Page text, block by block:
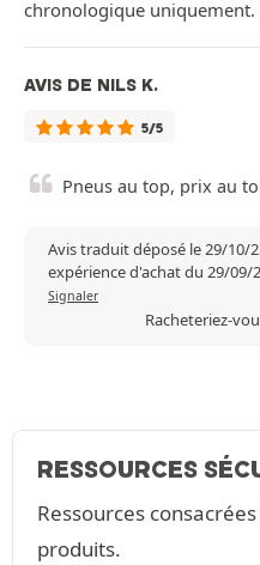
chronologique uniquement.
AVIS DE NILS K.
5/5
Pneus au top, prix au
Avis traduit déposé le 29/10/
expérience d'achat du 29/09/
Signaler
Racheteriez-
RESSOURCES
Ressources
produits.